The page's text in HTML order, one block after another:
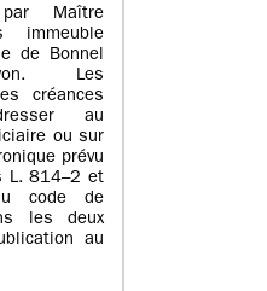
par Maître
immeuble
de Bonnel
Les
créances
au
ou sur
prévu
L. 814–2 et
code de
les deux
au